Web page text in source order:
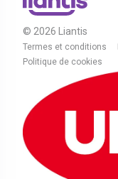
© 2026 Liantis
Termes et conditions
Politique de cookies